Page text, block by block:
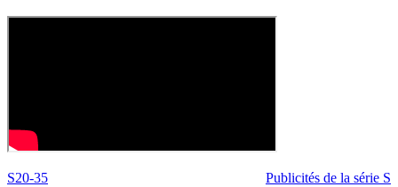
S20-35 Publicités de la série S